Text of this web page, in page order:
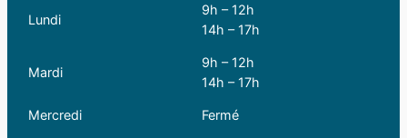
Lundi
9h – 12h
14h – 17h
Mardi
9h – 12h
14h – 17h
Mercredi Fermé